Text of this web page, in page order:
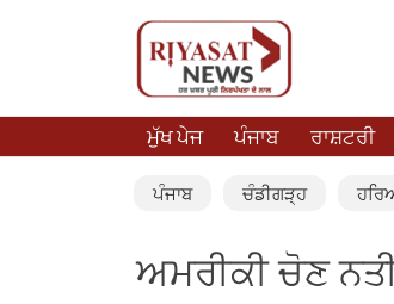
ਮੁੱਖ ਪੇਜ ਪੰਜਾਬ ਰਾਸ਼ਟਰੀ
ਪੰਜਾਬ ਚੰਡੀਗੜ੍ਹ
ਅਮਰੀਕੀ ਚੋਣ